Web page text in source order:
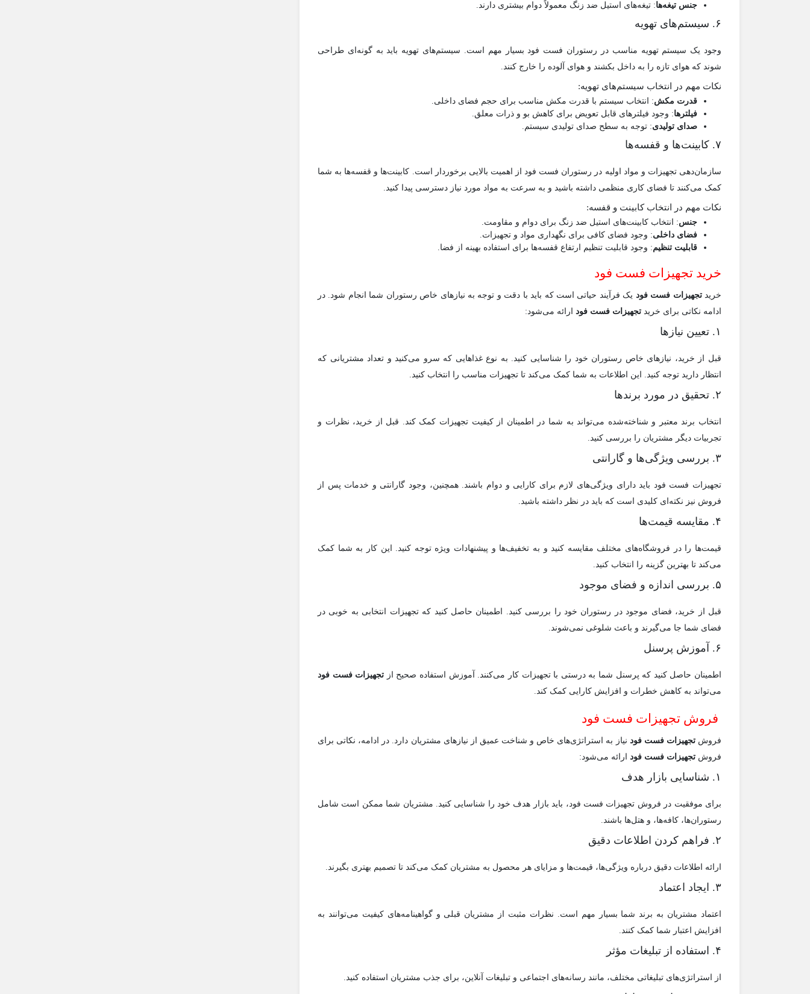
جنس تیغه‌ها: تیغه‌های استیل ضد زنگ معمولاً دوام بیشتری دارند.
۶. سیستم‌های تهویه
وجود یک سیستم تهویه مناسب در رستوران فست فود بسیار مهم است. سیستم‌های تهویه باید به گونه‌ای طراحی
شوند که هوای تازه را به داخل بکشند و هوای آلوده را خارج کنند.
نکات مهم در انتخاب سیستم‌های تهویه:
قدرت مکش: انتخاب سیستم با قدرت مکش مناسب برای حجم فضای داخلی.
فیلترها: وجود فیلترهای قابل تعویض برای کاهش بو و ذرات معلق.
صدای تولیدی: توجه به سطح صدای تولیدی سیستم.
۷. کابینت‌ها و قفسه‌ها
سازمان‌دهی تجهیزات و مواد اولیه در رستوران فست فود از اهمیت بالایی برخوردار است. کابینت‌ها و قفسه‌ها به شما
کمک می‌کنند تا فضای کاری منظمی داشته باشید و به سرعت به مواد مورد نیاز دسترسی پیدا کنید.
نکات مهم در انتخاب کابینت و قفسه:
جنس: انتخاب کابینت‌های استیل ضد زنگ برای دوام و مقاومت.
فضای داخلی: وجود فضای کافی برای نگهداری مواد و تجهیزات.
قابلیت تنظیم: وجود قابلیت تنظیم ارتفاع قفسه‌ها برای استفاده بهینه از فضا.
خرید تجهیزات فست فود
خریدتجهیزات فست فود یک فرآیند حیاتی است که باید با دقت و توجه به نیازهای خاص رستوران شما انجام شود. در
ادامه نکاتی برای خرید تجهیزات فست فود ارائه می‌شود:
۱. تعیین نیازها
قبل از خرید، نیازهای خاص رستوران خود را شناسایی کنید. به نوع غذاهایی که سرو می‌کنید و تعداد مشتریانی که
انتظار دارید توجه کنید. این اطلاعات به شما کمک می‌کند تا تجهیزات مناسب را انتخاب کنید.
۲. تحقیق در مورد برندها
انتخاب برند معتبر و شناخته‌شده می‌تواند به شما در اطمینان از کیفیت تجهیزات کمک کند. قبل از خرید، نظرات و
تجربیات دیگر مشتریان را بررسی کنید.
۳. بررسی ویژگی‌ها و گارانتی
تجهیزات فست فود باید دارای ویژگی‌های لازم برای کارایی و دوام باشند. همچنین، وجود گارانتی و خدمات پس از
فروش نیز نکته‌ای کلیدی است که باید در نظر داشته باشید.
۴. مقایسه قیمت‌ها
قیمت‌ها را در فروشگاه‌های مختلف مقایسه کنید و به تخفیف‌ها و پیشنهادات ویژه توجه کنید. این کار به شما کمک
می‌کند تا بهترین گزینه را انتخاب کنید.
۵. بررسی اندازه و فضای موجود
قبل از خرید، فضای موجود در رستوران خود را بررسی کنید. اطمینان حاصل کنید که تجهیزات انتخابی به خوبی در
فضای شما جا می‌گیرند و باعث شلوغی نمی‌شوند.
۶. آموزش پرسنل
اطمینان حاصل کنید که پرسنل شما به درستی با تجهیزات کار می‌کنند. آموزش استفاده صحیح از تجهیزات فست فود
می‌تواند به کاهش خطرات و افزایش کارایی کمک کند.
فروش تجهیزات فست فود
فروشتجهیزات فست فود نیاز به استراتژی‌های خاص و شناخت عمیق از نیازهای مشتریان دارد. در ادامه، نکاتی برای
فروش تجهیزات فست فود ارائه می‌شود:
۱. شناسایی بازار هدف
برای موفقیت در فروش تجهیزات فست فود، باید بازار هدف خود را شناسایی کنید. مشتریان شما ممکن است شامل
رستوران‌ها، کافه‌ها، و هتل‌ها باشند.
۲. فراهم کردن اطلاعات دقیق
ارائه اطلاعات دقیق درباره ویژگی‌ها، قیمت‌ها و مزایای هر محصول به مشتریان کمک می‌کند تا تصمیم بهتری بگیرند.
۳. ایجاد اعتماد
اعتماد مشتریان به برند شما بسیار مهم است. نظرات مثبت از مشتریان قبلی و گواهینامه‌های کیفیت می‌توانند به
افزایش اعتبار شما کمک کنند.
۴. استفاده از تبلیغات مؤثر
از استراتژی‌های تبلیغاتی مختلف، مانند رسانه‌های اجتماعی و تبلیغات آنلاین، برای جذب مشتریان استفاده کنید.